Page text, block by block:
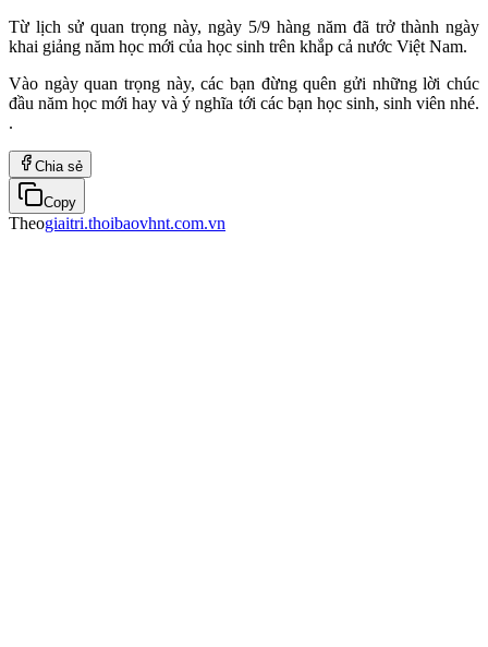
Từ lịch sử quan trọng này, ngày 5/9 hàng năm đã trở thành ngày
khai giảng năm học mới của học sinh trên khắp cả nước Việt Nam.
Vào ngày quan trọng này, các bạn đừng quên gửi những lời chúc
đầu năm học mới hay và ý nghĩa tới các bạn học sinh, sinh viên nhé.
.
Chia sẻ
Copy
Theogiaitri.thoibaovhnt.com.vn